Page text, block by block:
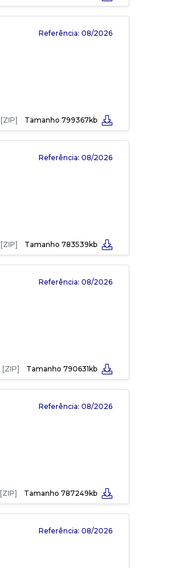
Referência: 08/2026
[ZIP] Tamanho 799367kb
Referência: 08/2026
[ZIP] Tamanho 783539kb
Referência: 08/2026
[ZIP] Tamanho 790631kb
Referência: 08/2026
[ZIP] Tamanho 787249kb
Referência: 08/2026